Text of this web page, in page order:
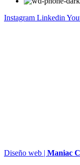
Instagram Linkedin
Diseño web | Maniac